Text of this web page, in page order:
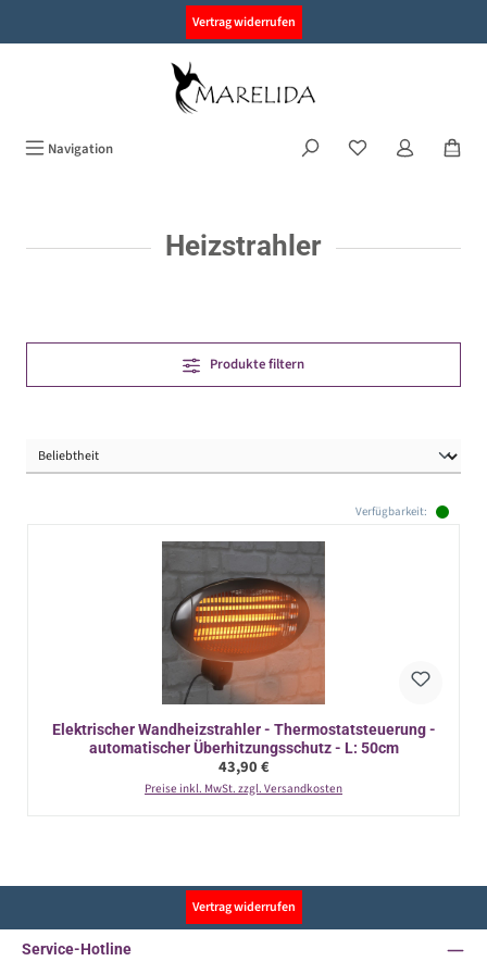
Vertrag widerrufen
Navigation
Heizstrahler
Produkte filtern
Verfügbarkeit:
Elektrischer Wandheizstrahler - Thermostatsteuerung -
automatischer Überhitzungsschutz - L: 50cm
Regulärer Preis:
43,90 €
Preise inkl. MwSt. zzgl. Versandkosten
Vertrag widerrufen
Service-Hotline